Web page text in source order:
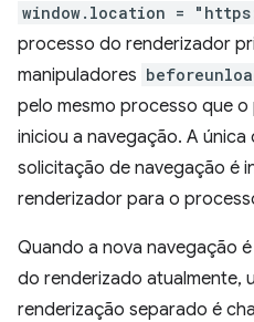
window.location =
processo do renderizador
manipuladores
pelo mesmo processo que
iniciou a navegação. A única
solicitação de navegação é
renderizador para o
Quando a nova navegação
do renderizado atualmente,
renderização separado é